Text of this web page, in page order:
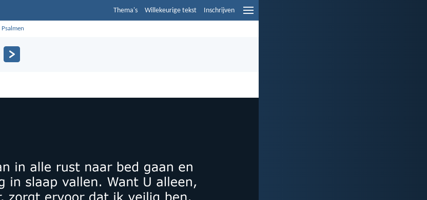
Thema's Willekeurige tekst Inschrijven
Psalmen